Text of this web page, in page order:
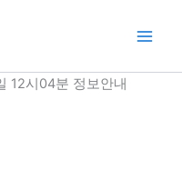
12시04분 정보안내